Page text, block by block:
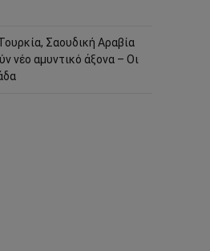
Σαουδική Αραβία
νέο αμυντικό άξονα – Οι